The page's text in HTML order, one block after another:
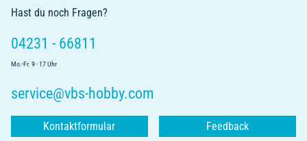
Hast du noch Fragen?
04231 - 66811
Mo.-Fr. 9 - 17 Uhr
service@vbs-hobby.com
Kontaktformular Feedback